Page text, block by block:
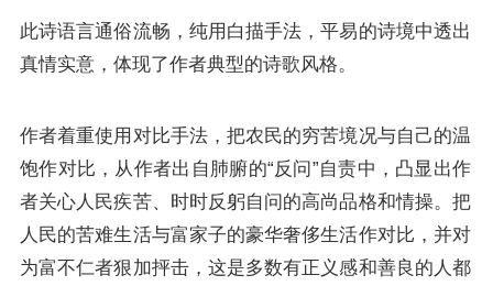
此诗语言通俗流畅，纯用白描手法，平易的诗境中透出
真情实意，体现了作者典型的诗歌风格。
作者着重使用对比手法，把农民的穷苦境况与自己的温
饱作对比，从作者出自肺腑的“反问”自责中，凸显出作
者关心人民疾苦、时时反躬自问的高尚品格和情操。把
人民的苦难生活与富家子的豪华奢侈生活作对比，并对
为富不仁者狠加抨击，这是多数有正义感和善良的人都